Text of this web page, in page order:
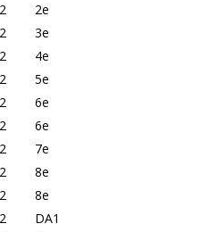
2
2e
2
3e
2
4e
2
5e
2
6e
2
6e
2
7e
2
8e
2
8e
2
DA1